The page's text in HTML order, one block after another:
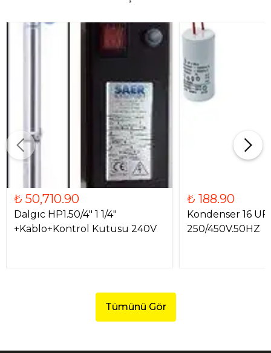
₺ 50,710.90
Dalgıc HP1.50/4" 1 1/4"
+Kablo+Kontrol Kutusu 240V
₺ 188.90
Kondenser 16 UF
250/450V.50HZ
Tümünü Gör